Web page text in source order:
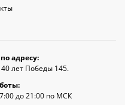
адресу:
40 лет Победы 145.
до 21:00 по МСК